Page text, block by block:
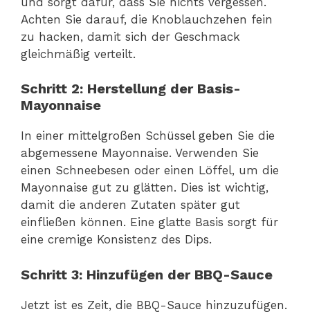
Achten Sie darauf, die Knoblauchzehen fein
zu hacken, damit sich der Geschmack
gleichmäßig verteilt.
Schritt 2: Herstellung der Basis-
Mayonnaise
In einer mittelgroßen Schüssel geben Sie die
abgemessene Mayonnaise. Verwenden Sie
einen Schneebesen oder einen Löffel, um die
Mayonnaise gut zu glätten. Dies ist wichtig,
damit die anderen Zutaten später gut
einfließen können. Eine glatte Basis sorgt für
eine cremige Konsistenz des Dips.
Schritt 3: Hinzufügen der BBQ-Sauce
Jetzt ist es Zeit, die BBQ-Sauce hinzuzufügen.